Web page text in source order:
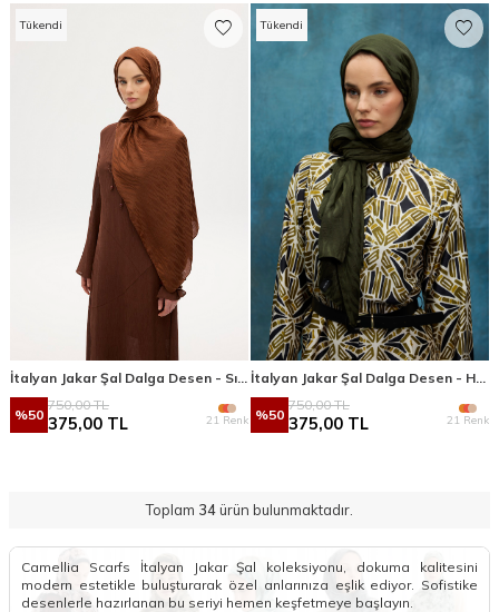
Tükendi
%50
750,00TL
375,00 TL 21 Renk
Tükendi
%50
750,00TL
375,00 TL 21 Renk
Toplam 34ürün bulunmaktadır.
Camellia Scarfs İtalyan Jakar Şal koleksiyonu, dokuma kalitesini
modern estetikle buluşturarak özel anlarınıza eşlik ediyor. Sofistike
desenlerle hazırlanan bu seriyi hemen keşfetmeye başlayın.